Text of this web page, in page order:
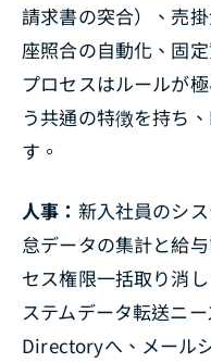
請求書の突合）、売
座照合の自動化、固
プロセスはルールが
う共通の特徴を持ち
す。
人事： 新入社員のシ
怠データの集計と給
セス権限一括取り消
ステムデータ転送ニ
Directoryへ、メール